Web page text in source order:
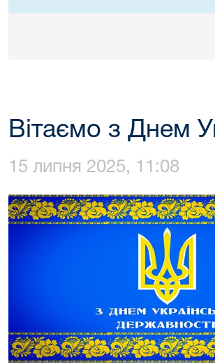
Вітаємо з Днем
15 липня 2025, 11:08